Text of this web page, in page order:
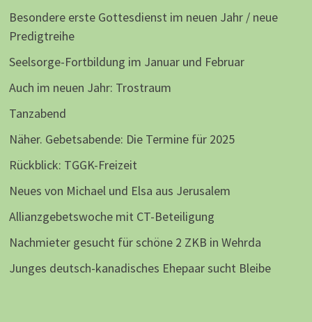
Besondere erste Gottesdienst im neuen Jahr / neue
Predigtreihe
Seelsorge-Fortbildung im Januar und Februar
Auch im neuen Jahr: Trostraum
Tanzabend
Näher. Gebetsabende: Die Termine für 2025
Rückblick: TGGK-Freizeit
Neues von Michael und Elsa aus Jerusalem
Allianzgebetswoche mit CT-Beteiligung
Nachmieter gesucht für schöne 2 ZKB in Wehrda
Junges deutsch-kanadisches Ehepaar sucht Bleibe